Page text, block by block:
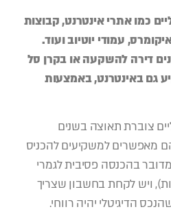
כמו אתרי אינטרנט, קבוצות
עמודי יוטיוב ועוד.
דירה להשקעה או בקרן סל
גם באינטרנט, באמצעות
צוברת תאוצה בשנים
מאפשרים למשקיעים להכניס
בהכנסה פסיבית לגמרי
ויש לקחת בחשבון שצריך
הדיגיטלי יהיה רווחי.